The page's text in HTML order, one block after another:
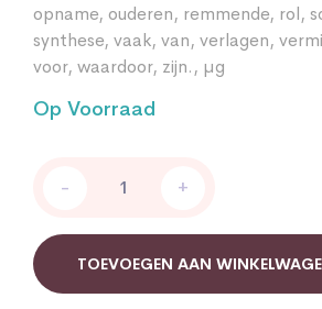
opname, ouderen, remmende, rol,
synthese, vaak, van, verlagen,
voor, waardoor, zijn., µg
Op Voorraad
1000
quantity
- +
TOEVOEGEN AAN